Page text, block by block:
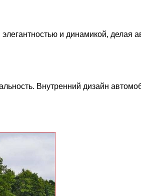
и динамикой, делая
Внутренний дизайн